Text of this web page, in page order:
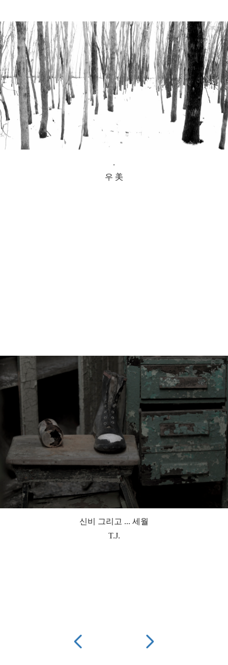
.
우 美
신비 그리고 ... 세월
T.J.